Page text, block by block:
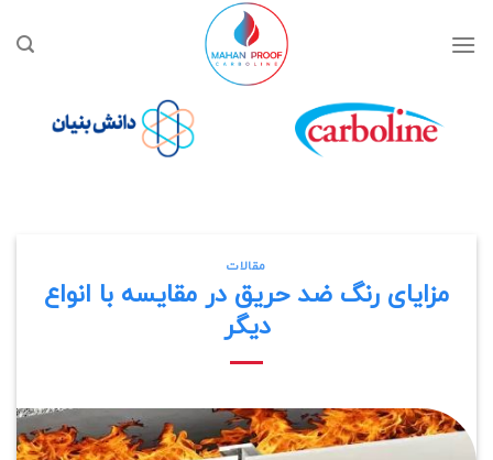
مقالات
مزایای رنگ ‌ضد حریق در مقایسه با انواع
دیگر